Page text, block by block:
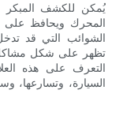
يُمكن للكشف المبكر
المحرك ويحافظ على
الشوائب التي قد
تظهر على شكل
التعرف على هذه
السيارة، وتسارعها،